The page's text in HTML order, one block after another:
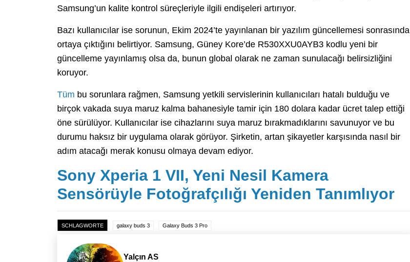
Samsung’un kalite kontrol süreçleriyle ilgili endişeleri artırıyor.
Bazı kullanıcılar ise sorunun, Ekim 2024’te yayınlanan bir yazılım güncellemesi sonrasında
ortaya çıktığını belirtiyor. Samsung, Güney Kore’de R530XXU0AYB3 kodlu yeni bir
güncelleme yayınlamış olsa da, bunun global olarak ne zaman sunulacağı belirsizliğini
koruyor.
Tüm bu sorunlara rağmen, Samsung yetkili servislerinin kullanıcıları hatalı bulduğu ve
birçok vakada suya maruz kalma bahanesiyle tamir için 180 dolara kadar ücret talep ettiği
öne sürülüyor. Kullanıcılar ise cihazlarını suya maruz bırakmadıklarını savunuyor ve bu
durumu haksız bir uygulama olarak görüyor. Şirketin, artan şikayetler karşısında nasıl bir
adım atacağı merak konusu olmaya devam ediyor.
Sony Xperia 1 VII, Yeni Nesil Kamera
Sensörüyle Fotoğrafçılığı Yeniden Tanımlıyor
SCHLAGWORTE galaxy buds 3 Galaxy Buds 3 Pro
Yalçın AS